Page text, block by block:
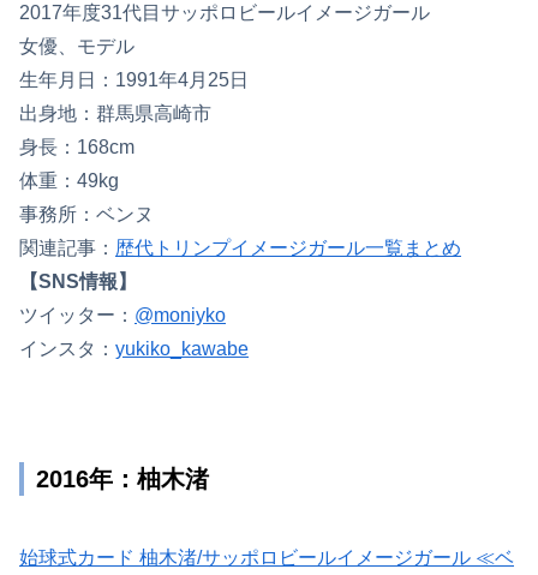
2017年度31代目サッポロビールイメージガール
女優、モデル
生年月日：1991年4月25日
出身地：群馬県高崎市
身長：168cm
体重：49kg
事務所：ベンヌ
関連記事： 歴代トリンプイメージガール一覧まとめ
【SNS情報】
ツイッター： @moniyko
インスタ： yukiko_kawabe
2016年：柚木渚
始球式カード 柚木渚/サッポロビールイメージガール ≪ベ